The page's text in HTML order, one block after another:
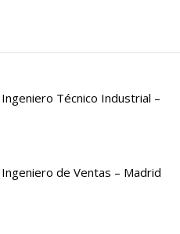
Técnico Industrial –
de Ventas – Madrid